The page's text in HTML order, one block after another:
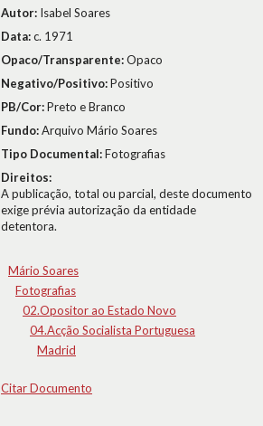
Autor: Isabel Soares
Data:c. 1971
Opaco/Transparente:Opaco
Negativo/Positivo:Positivo
PB/Cor:Preto e Branco
Fundo:Arquivo Mário Soares
Tipo Documental:Fotografias
Direitos:
A publicação, total ou parcial, deste documento
exige prévia autorização da entidade
detentora.
Mário Soares
Fotografias
02.Opositor ao Estado Novo
04.Acção Socialista Portuguesa
Madrid
Citar Documento